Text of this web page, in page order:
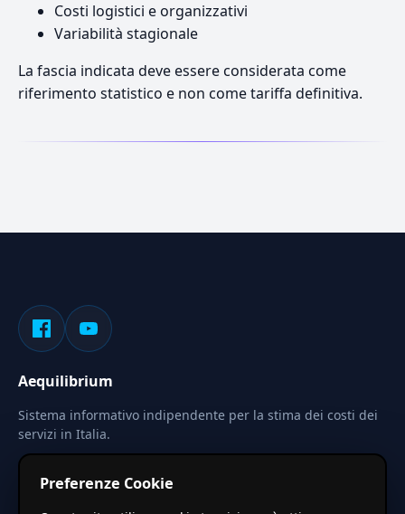
Costi logistici e organizzativi
Variabilità stagionale
La fascia indicata deve essere considerata come
riferimento statistico e non come tariffa definitiva.
Aequilibrium
Sistema informativo indipendente per la stima dei costi dei
servizi in Italia.
Le stime pubblicate sono calcolate tramite coefficienti
Preferenze Cookie